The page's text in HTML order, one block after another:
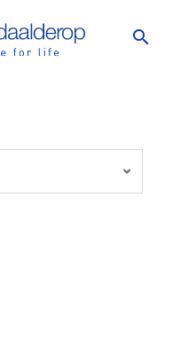
search